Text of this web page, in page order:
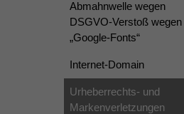
Abmahnwelle wegen
DSGVO-Verstoß wegen
„Google-Fonts“
Internet-Domain
Urheberrechts- und
Markenverletzungen